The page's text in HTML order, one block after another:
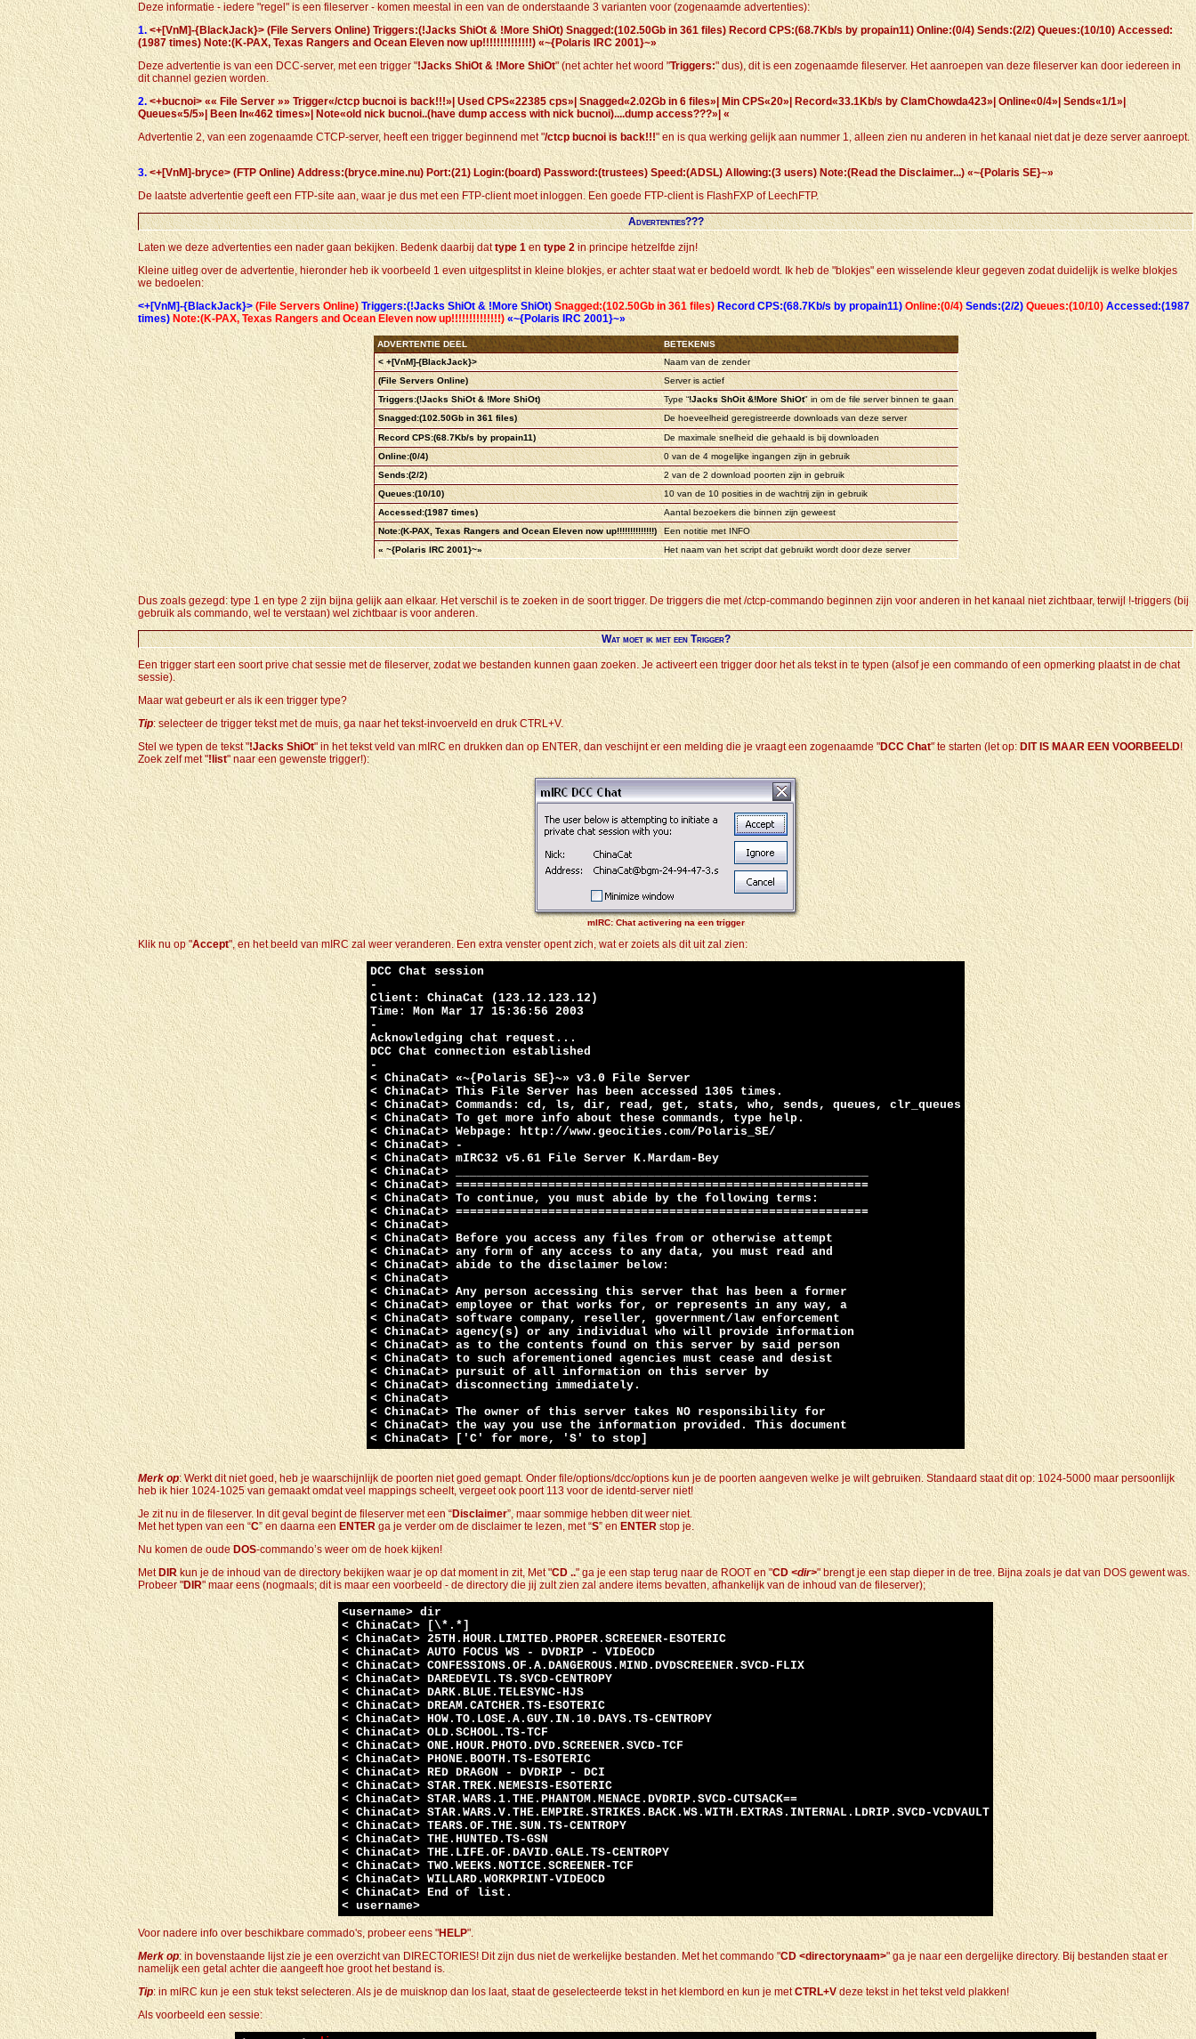
Deze informatie - iedere "regel" is een fileserver - komen meestal in een van de onderstaande 3 varianten voor (zogenaamde advertenties):
1. <+[VnM]-{BlackJack}> (File Servers Online) Triggers:(!Jacks ShiOt & !More ShiOt) Snagged:(102.50Gb in 361 files) Record CPS:(68.7Kb/s by propain11) Online:(0/4) Sends:(2/2) Queues:(10/10) Accessed:
(1987 times) Note:(K-PAX, Texas Rangers and Ocean Eleven now up!!!!!!!!!!!!!!) «~{Polaris IRC 2001}~»
Deze advertentie is van een DCC-server, met een trigger "!Jacks ShiOt & !More ShiOt" (net achter het woord "Triggers:" dus), dit is een zogenaamde fileserver. Het aanroepen van deze fileserver kan door iedereen in
dit channel gezien worden.
2. <+bucnoi> «« File Server »» Trigger«/ctcp bucnoi is back!!!»| Used CPS«22385 cps»| Snagged«2.02Gb in 6 files»| Min CPS«20»| Record«33.1Kb/s by ClamChowda423»| Online«0/4»| Sends«1/1»|
Queues«5/5»| Been In«462 times»| Note«old nick bucnoi..(have dump access with nick bucnoi)....dump access???»| «
Advertentie 2, van een zogenaamde CTCP-server, heeft een trigger beginnend met "/ctcp bucnoi is back!!!" en is qua werking gelijk aan nummer 1, alleen zien nu anderen in het kanaal niet dat je deze server aanroept.
3. <+[VnM]-bryce> (FTP Online) Address:(bryce.mine.nu) Port:(21) Login:(board) Password:(trustees) Speed:(ADSL) Allowing:(3 users) Note:(Read the Disclaimer...) «~{Polaris SE}~»
De laatste advertentie geeft een FTP-site aan, waar je dus met een FTP-client moet inloggen. Een goede FTP-client is FlashFXP of LeechFTP.
Advertenties???
Laten we deze advertenties een nader gaan bekijken. Bedenk daarbij dattype 1en type 2in principe hetzelfde zijn!
Kleine uitleg over de advertentie, hieronder heb ik voorbeeld 1 even uitgesplitst in kleine blokjes, er achter staat wat er bedoeld wordt. Ik heb de "blokjes" een wisselende kleur gegeven zodat duidelijk is welke blokjes
we bedoelen:
<+[VnM]-{BlackJack}> (File Servers Online) Triggers:(!Jacks ShiOt & !More ShiOt)Snagged:(102.50Gb in 361 files) Record CPS:(68.7Kb/s by propain11) Online:(0/4) Sends:(2/2) Queues:(10/10) Accessed:(1987
times) Note:(K-PAX, Texas Rangers and Ocean Eleven now up!!!!!!!!!!!!!!) «~{Polaris IRC 2001}~»
ADVERTENTIE DEEL
BETEKENIS
< +[VnM]-{BlackJack}>
Naam van de zender
(File Servers Online)
Server is actief
Triggers:(!Jacks ShiOt & !More ShiOt)
Type “!Jacks ShOit &!More ShiOt" in om de file server binnen te gaan
Snagged:(102.50Gb in 361 files)
De hoeveelheid geregistreerde downloads van deze server
Record CPS:(68.7Kb/s by propain11)
De maximale snelheid die gehaald is bij downloaden
Online:(0/4)
0 van de 4 mogelijke ingangen zijn in gebruik
Sends:(2/2)
2 van de 2 download poorten zijn in gebruik
Queues:(10/10)
10 van de 10 posities in de wachtrij zijn in gebruik
Accessed:(1987 times)
Aantal bezoekers die binnen zijn geweest
Note:(K-PAX, Texas Rangers and Ocean Eleven now up!!!!!!!!!!!!!!)
Een notitie met INFO
« ~{Polaris IRC 2001}~»
Het naam van het script dat gebruikt wordt door deze server
Dus zoals gezegd: type 1 en type 2 zijn bijna gelijk aan elkaar. Het verschil is te zoeken in de soort trigger. De triggers die met /ctcp-commando beginnen zijn voor anderen in het kanaal niet zichtbaar, terwijl !-triggers (bij
gebruik als commando, wel te verstaan) wel zichtbaar is voor anderen.
Wat moet ik met een Trigger?
Een trigger start een soort prive chat sessie met de fileserver, zodat we bestanden kunnen gaan zoeken. Je activeert een trigger door het als tekst in te typen (alsof je een commando of een opmerking plaatst in de chat
sessie).
Maar wat gebeurt er als ik een trigger type?
Tip: selecteer de trigger tekst met de muis, ga naar het tekst-invoerveld en druk CTRL+V.
Stel we typen de tekst "!Jacks ShiOt" in het tekst veld van mIRC en drukken dan op ENTER, dan veschijnt er een melding die je vraagt een zogenaamde "DCC Chat" te starten (let op: DIT IS MAAR EEN VOORBEELD!
Zoek zelf met "!list" naar een gewenste trigger!):
mIRC: Chat activering na een trigger
Klik nu op "Accept", en het beeld van mIRC zal weer veranderen. Een extra venster opent zich, wat er zoiets als dit uit zal zien:
DCC Chat session
-
Client: ChinaCat (123.12.123.12)
Time: Mon Mar 17 15:36:56 2003
-
Acknowledging chat request...
DCC Chat connection established
-
< ChinaCat> «~{Polaris SE}~» v3.0 File Server
< ChinaCat> This File Server has been accessed 1305 times.
< ChinaCat> Commands: cd, ls, dir, read, get, stats, who, sends, queues, clr_queues
< ChinaCat> To get more info about these commands, type help.
< ChinaCat> Webpage: http://www.geocities.com/Polaris_SE/
< ChinaCat> -
< ChinaCat> mIRC32 v5.61 File Server K.Mardam-Bey
< ChinaCat> __________________________________________________________
< ChinaCat> ==========================================================
< ChinaCat> To continue, you must abide by the following terms:
< ChinaCat> ==========================================================
< ChinaCat>
< ChinaCat> Before you access any files from or otherwise attempt
< ChinaCat> any form of any access to any data, you must read and
< ChinaCat> abide to the disclaimer below:
< ChinaCat>
< ChinaCat> Any person accessing this server that has been a former
< ChinaCat> employee or that works for, or represents in any way, a
< ChinaCat> software company, reseller, government/law enforcement
< ChinaCat> agency(s) or any individual who will provide information
< ChinaCat> as to the contents found on this server by said person
< ChinaCat> to such aforementioned agencies must cease and desist
< ChinaCat> pursuit of all information on this server by
< ChinaCat> disconnecting immediately.
< ChinaCat>
< ChinaCat> The owner of this server takes NO responsibility for
< ChinaCat> the way you use the information provided. This document
< ChinaCat> ['C' for more, 'S' to stop]
Merk op: Werkt dit niet goed, heb je waarschijnlijk de poorten niet goed gemapt. Onder file/options/dcc/options kun je de poorten aangeven welke je wilt gebruiken. Standaard staat dit op: 1024-5000 maar persoonlijk
heb ik hier 1024-1025 van gemaakt omdat veel mappings scheelt, vergeet ook poort 113 voor de identd-server niet!
Je zit nu in de fileserver. In dit geval begint de fileserver met een “Disclaimer”, maar sommige hebben dit weer niet.
Met het typen van een “C” en daarna een ENTERga je verder om de disclaimer te lezen, met “S” enENTERstop je.
Nu komen de oudeDOS-commando’s weer om de hoek kijken!
Met DIRkun je de inhoud van de directory bekijken waar je op dat moment in zit, Met "CD .." ga je een stap terug naar de ROOT en "CD<dir>" brengt je een stap dieper in de tree. Bijna zoals je dat van DOS gewent was.
Probeer "DIR" maar eens (nogmaals; dit is maar een voorbeeld - de directory die jij zult zien zal andere items bevatten, afhankelijk van de inhoud van de fileserver);
<username> dir
< ChinaCat> [\*.*]
< ChinaCat> 25TH.HOUR.LIMITED.PROPER.SCREENER-ESOTERIC
< ChinaCat> AUTO FOCUS WS - DVDRIP - VIDEOCD
< ChinaCat> CONFESSIONS.OF.A.DANGEROUS.MIND.DVDSCREENER.SVCD-FLIX
< ChinaCat> DAREDEVIL.TS.SVCD-CENTROPY
< ChinaCat> DARK.BLUE.TELESYNC-HJS
< ChinaCat> DREAM.CATCHER.TS-ESOTERIC
< ChinaCat> HOW.TO.LOSE.A.GUY.IN.10.DAYS.TS-CENTROPY
< ChinaCat> OLD.SCHOOL.TS-TCF
< ChinaCat> ONE.HOUR.PHOTO.DVD.SCREENER.SVCD-TCF
< ChinaCat> PHONE.BOOTH.TS-ESOTERIC
< ChinaCat> RED DRAGON - DVDRIP - DCI
< ChinaCat> STAR.TREK.NEMESIS-ESOTERIC
< ChinaCat> STAR.WARS.1.THE.PHANTOM.MENACE.DVDRIP.SVCD-CUTSACK==
< ChinaCat> STAR.WARS.V.THE.EMPIRE.STRIKES.BACK.WS.WITH.EXTRAS.INTERNAL.LDRIP.SVCD-VCDVAULT
< ChinaCat> TEARS.OF.THE.SUN.TS-CENTROPY
< ChinaCat> THE.HUNTED.TS-GSN
< ChinaCat> THE.LIFE.OF.DAVID.GALE.TS-CENTROPY
< ChinaCat> TWO.WEEKS.NOTICE.SCREENER-TCF
< ChinaCat> WILLARD.WORKPRINT-VIDEOCD
< ChinaCat> End of list.
< username>
Voor nadere info over beschikbare commado's, probeer eens "HELP".
Merk op: in bovenstaande lijst zie je een overzicht van DIRECTORIES! Dit zijn dus niet de werkelijke bestanden. Met het commando "CD <directorynaam>" ga je naar een dergelijke directory. Bij bestanden staat er
namelijk een getal achter die aangeeft hoe groot het bestand is.
Tip: in mIRC kun je een stuk tekst selecteren. Als je de muisknop dan los laat, staat de geselecteerde tekst in het klembord en kun je metCTRL+Vdeze tekst in het tekst veld plakken!
Als voorbeeld een sessie: